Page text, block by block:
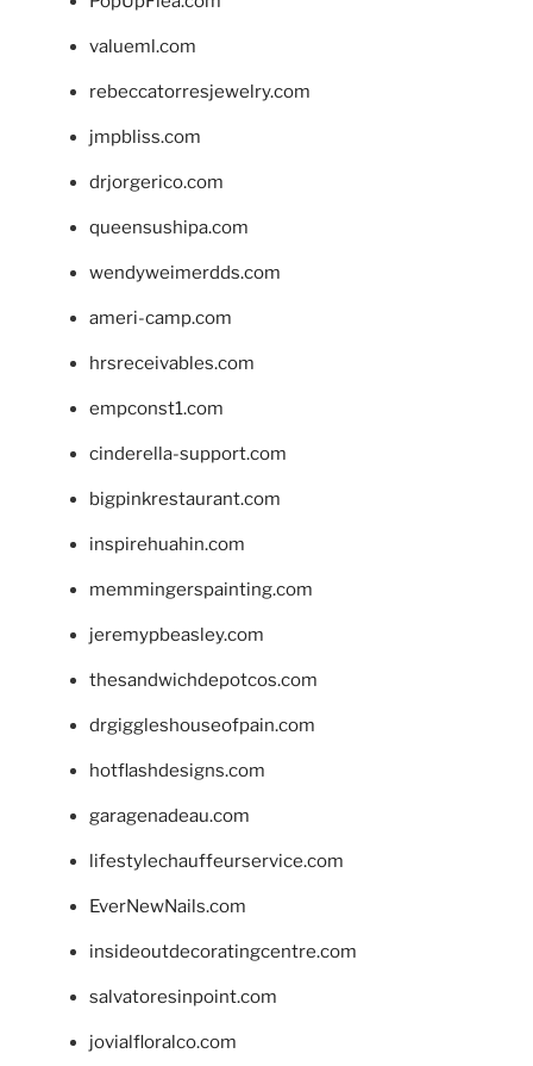
valueml.com
rebeccatorresjewelry.com
jmpbliss.com
drjorgerico.com
queensushipa.com
wendyweimerdds.com
ameri-camp.com
hrsreceivables.com
empconst1.com
cinderella-support.com
bigpinkrestaurant.com
inspirehuahin.com
memmingerspainting.com
jeremypbeasley.com
thesandwichdepotcos.com
drgiggleshouseofpain.com
hotflashdesigns.com
garagenadeau.com
lifestylechauffeurservice.com
EverNewNails.com
insideoutdecoratingcentre.com
salvatoresinpoint.com
jovialfloralco.com